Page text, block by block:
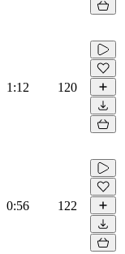
1:12 120
0:56 122